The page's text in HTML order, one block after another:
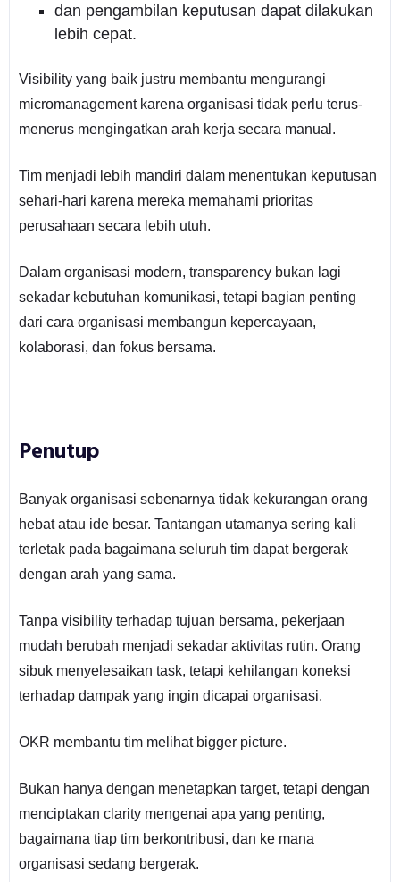
dan pengambilan keputusan dapat dilakukan
lebih cepat.
Visibility yang baik justru membantu mengurangi
micromanagement karena organisasi tidak perlu terus-
menerus mengingatkan arah kerja secara manual.
Tim menjadi lebih mandiri dalam menentukan keputusan
sehari-hari karena mereka memahami prioritas
perusahaan secara lebih utuh.
Dalam organisasi modern, transparency bukan lagi
sekadar kebutuhan komunikasi, tetapi bagian penting
dari cara organisasi membangun kepercayaan,
kolaborasi, dan fokus bersama.
Penutup
Banyak organisasi sebenarnya tidak kekurangan orang
hebat atau ide besar. Tantangan utamanya sering kali
terletak pada bagaimana seluruh tim dapat bergerak
dengan arah yang sama.
Tanpa visibility terhadap tujuan bersama, pekerjaan
mudah berubah menjadi sekadar aktivitas rutin. Orang
sibuk menyelesaikan task, tetapi kehilangan koneksi
terhadap dampak yang ingin dicapai organisasi.
OKR membantu tim melihat bigger picture.
Bukan hanya dengan menetapkan target, tetapi dengan
menciptakan clarity mengenai apa yang penting,
bagaimana tiap tim berkontribusi, dan ke mana
organisasi sedang bergerak.